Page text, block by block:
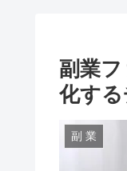
副業
化する
副 業